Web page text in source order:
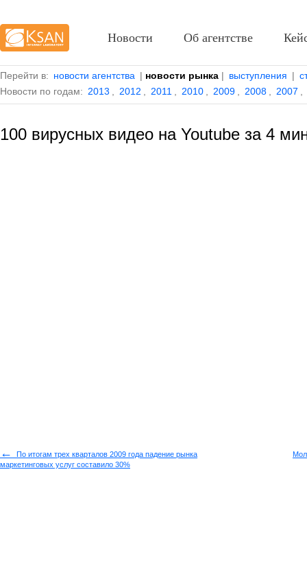
Перейти в: новости агентства | новости рынка | выступления |
Новости по годам: 2013 2012 2011 2010 2009 2008 2007
100 вирусных видео на Youtube за 4
←
По итогам трех кварталов 2009 года падение рынка
маркетинговых услуг составило 30%
Новости Об агентстве